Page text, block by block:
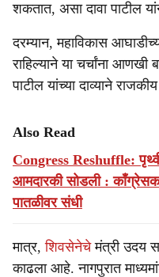
शकतात, असा दावा पाटील
दरम्यान, महाविकास
राहिल्याने या चर्चांना
पाटील यांच्या दाव्याने
Also Read
Congress Reshuffle:
आमदारकी सोडली :
पातळीवर संधी
मात्र,शिवसेनेचेमंत्री उदय
काढला आहे. नागपुरात